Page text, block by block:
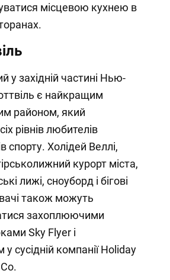
місцевою кухнею в
у західній частині Нью-
є найкращим
районом, який
рівнів любителів
спорту. Холідей Веллі,
курорт міста,
лижі, сноуборд і бігові
також можуть
захоплюючими
Sky Flyer і
сусідній компанії Holiday